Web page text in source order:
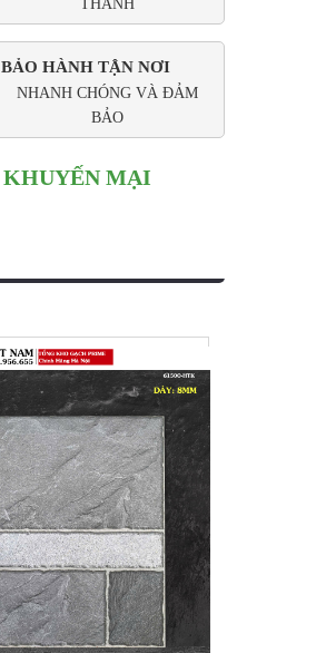
THÀNH
BẢO HÀNH TẬN NƠI
NHANH CHÓNG VÀ ĐẢM
BẢO
KHUYẾN MẠI